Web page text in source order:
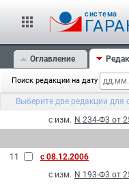
cистема
Оглавление
Поиск редакции на дату
Выберите две редакции для
с 27.11.2009
с изм. N 261-Ф3 от
13
с 01.01.2009
N 160-Ф3 от
12
с 12.12.2007
с изм. N 234-Ф3 от
11
с 08.12.2006
с изм. N 193-Ф3 от